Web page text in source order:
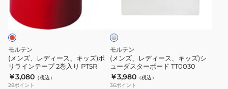
巻
り
PT5G
PT5W
ス、
キ
ッ
ズ)
ポ
リ
モルテン
(メンズ、レディース、キッズ)ポ
リラインテープ 2巻入り PT5R
￥3,080 （税込）
28ポイント
キ
ッ
ズ)
シ
ュ
ー
モルテン
(メンズ、レディース、キッズ)シ
ューダスターボード TT0030
￥3,980 （税込）
36ポイント